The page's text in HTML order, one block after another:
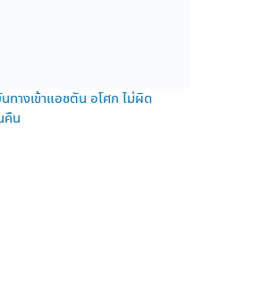
ทางเข้าแอชตัน อโศก ไม่ผิด
คืน